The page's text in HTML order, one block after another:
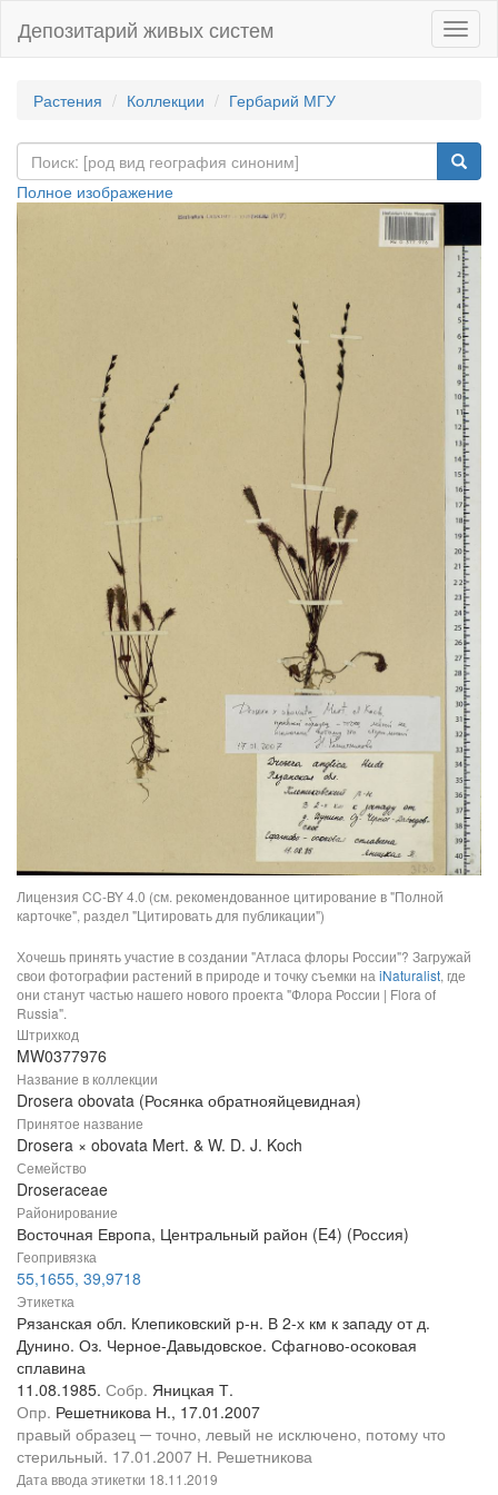
Депозитарий живых систем
Растения Коллекции Гербарий МГУ
Полное изображение
Лицензия CC-BY 4.0 (см. рекомендованное цитирование в "Полной
карточке", раздел "Цитировать для публикации")
Хочешь принять участие в создании "Атласа флоры России"? Загружай
свои фотографии растений в природе и точку съемки на iNaturalist, где
они станут частью нашего нового проекта "Флора России | Flora of
Russia".
Штрихкод
MW0377976
Название в коллекции
Drosera obovata (Росянка обратнояйцевидная)
Принятое название
Drosera × obovata Mert. & W. D. J. Koch
Семейство
Droseraceae
Районирование
Восточная Европа, Центральный район (E4) (Россия)
Геопривязка
55,1655, 39,9718
Этикетка
Рязанская обл. Клепиковский р-н. В 2-х км к западу от д.
Дунино. Оз. Черное-Давыдовское. Сфагново-осоковая
сплавина
11.08.1985. Собр. Яницкая Т.
Опр. Решетникова Н., 17.01.2007
правый образец ─ точно, левый не исключено, потому что
стерильный. 17.01.2007 Н. Решетникова
Дата ввода этикетки 18.11.2019